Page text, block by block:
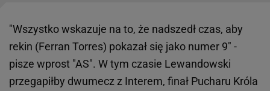
"Wszystko wskazuje na to, że nadszedł czas, aby
rekin (Ferran Torres) pokazał się jako numer 9" -
pisze wprost "AS". W tym czasie Lewandowski
przegapiłby dwumecz z Interem, finał Pucharu Króla